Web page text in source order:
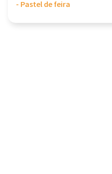
- Pastel de feira